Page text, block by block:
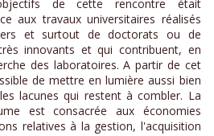
de cette rencontre était
aux travaux universitaires réalisés
et surtout de doctorats ou de
innovants et qui contribuent, en
des laboratoires. A partir de cet
de mettre en lumière aussi bien
lacunes qui restent à combler. La
est consacrée aux économies
relatives à la gestion, l'acquisition